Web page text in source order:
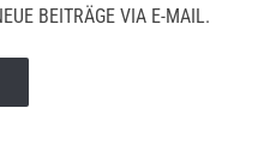
BEITRÄGE VIA E-MAIL.